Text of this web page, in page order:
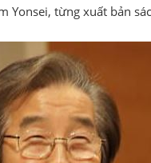
từng xuất bản